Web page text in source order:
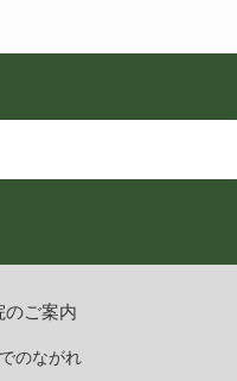
のご案内
のながれ